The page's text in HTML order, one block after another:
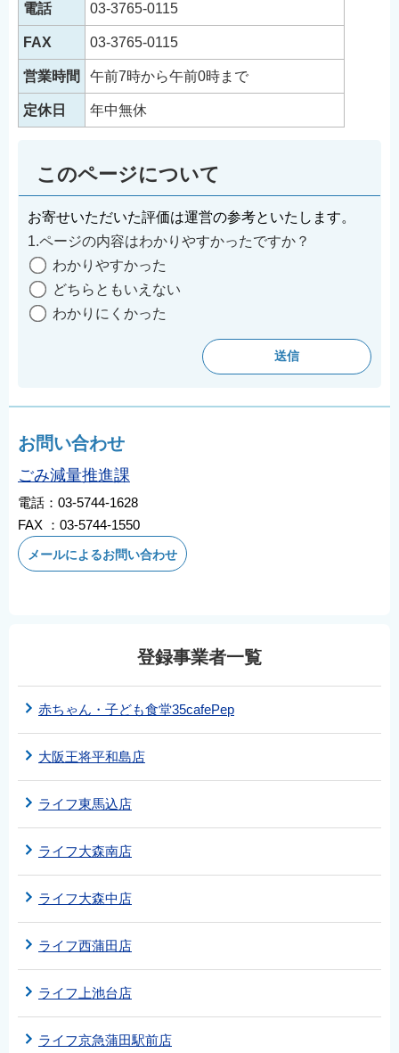
電話 03-3765-0115
FAX 03-3765-0115
営業時間 午前7時から午前0時まで
定休日 年中無休
このページについて
お寄せいただいた評価は運営の参考といたします。
1.ページの内容はわかりやすかったですか？
わかりやすかった
どちらともいえない
わかりにくかった
お問い合わせ
ごみ減量推進課
電話：03-5744-1628
FAX ：03-5744-1550
メールによるお問い合わせ
登録事業者一覧
赤ちゃん・子ども食堂35cafePep
大阪王将平和島店
ライフ東馬込店
ライフ大森南店
ライフ大森中店
ライフ西蒲田店
ライフ上池台店
ライフ京急蒲田駅前店